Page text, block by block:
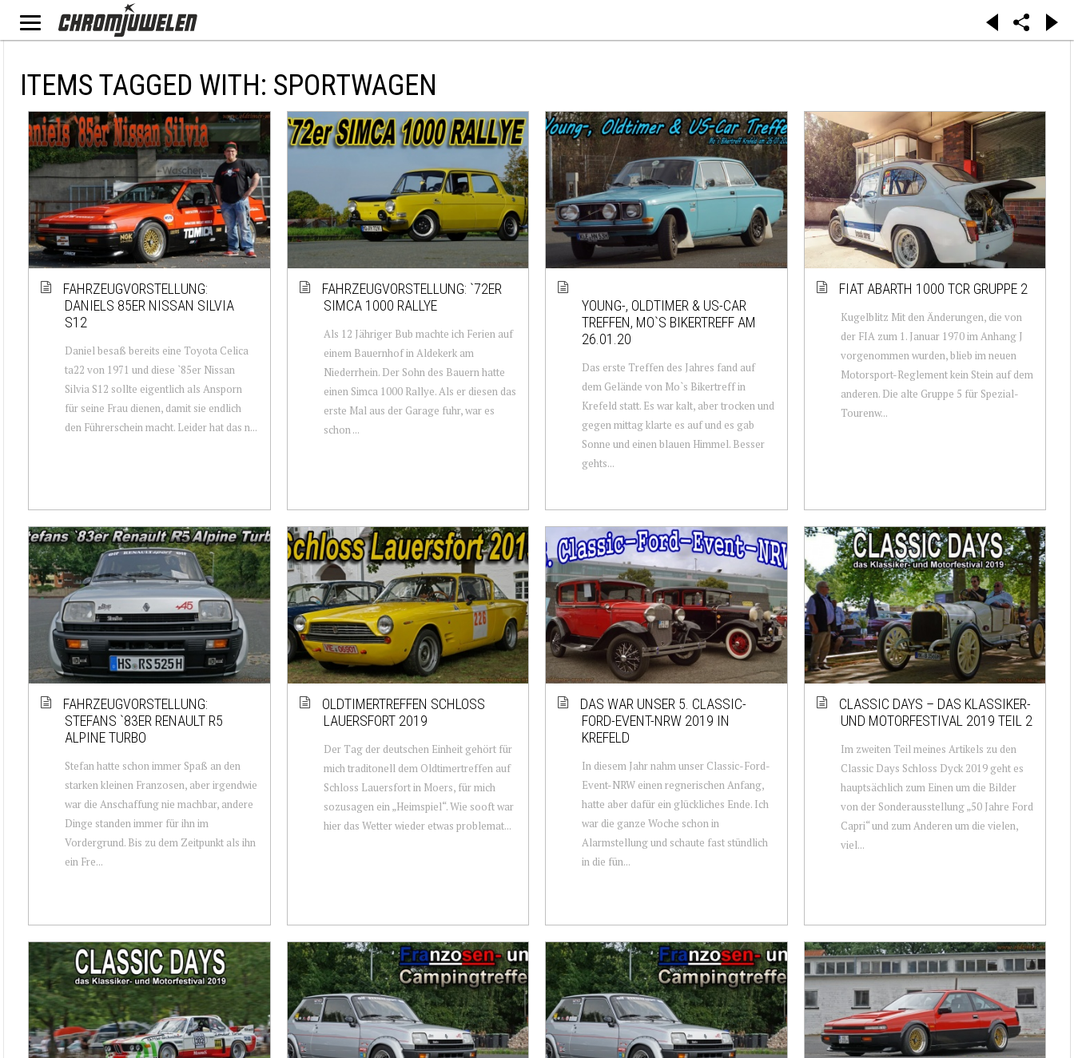
ITEMS TAGGED WITH: SPORTWAGEN
FAHRZEUGVORSTELLUNG:
DANIELS 85ER NISSAN SILVIA
S12
Daniel besaß bereits eine Toyota Celica
ta22 von 1971 und diese `85er Nissan
Silvia S12 sollte eigentlich als Ansporn
für seine Frau dienen, damit sie endlich
den Führerschein macht. Leider hat das n...
FAHRZEUGVORSTELLUNG: `72ER
SIMCA 1000 RALLYE
Als 12 Jähriger Bub machte ich Ferien auf
einem Bauernhof in Aldekerk am
Niederrhein. Der Sohn des Bauern hatte
einen Simca 1000 Rallye. Als er diesen das
erste Mal aus der Garage fuhr, war es
schon ...
YOUNG-, OLDTIMER & US-CAR
TREFFEN, MO`S BIKERTREFF AM
26.01.20
Das erste Treffen des Jahres fand auf
dem Gelände von Mo`s Bikertreff in
Krefeld statt. Es war kalt, aber trocken und
gegen mittag klarte es auf und es gab
Sonne und einen blauen Himmel. Besser
gehts...
FIAT ABARTH 1000 TCR GRUPPE 2
Kugelblitz Mit den Änderungen, die von
der FIA zum 1. Januar 1970 im Anhang J
vorgenommen wurden, blieb im neuen
Motorsport-Reglement kein Stein auf dem
anderen. Die alte Gruppe 5 für Spezial-
Tourenw...
FAHRZEUGVORSTELLUNG:
STEFANS `83ER RENAULT R5
ALPINE TURBO
Stefan hatte schon immer Spaß an den
starken kleinen Franzosen, aber irgendwie
war die Anschaffung nie machbar, andere
Dinge standen immer für ihn im
Vordergrund. Bis zu dem Zeitpunkt als ihn
ein Fre...
OLDTIMERTREFFEN SCHLOSS
LAUERSFORT 2019
Der Tag der deutschen Einheit gehört für
mich traditonell dem Oldtimertreffen auf
Schloss Lauersfort in Moers, für mich
sozusagen ein „Heimspiel“. Wie sooft war
hier das Wetter wieder etwas problemat...
DAS WAR UNSER 5. CLASSIC-
FORD-EVENT-NRW 2019 IN
KREFELD
In diesem Jahr nahm unser Classic-Ford-
Event-NRW einen regnerischen Anfang,
hatte aber dafür ein glückliches Ende. Ich
war die ganze Woche schon in
Alarmstellung und schaute fast stündlich
in die fün...
CLASSIC DAYS – DAS KLASSIKER-
UND MOTORFESTIVAL 2019 TEIL 2
Im zweiten Teil meines Artikels zu den
Classic Days Schloss Dyck 2019 geht es
hauptsächlich zum Einen um die Bilder
von der Sonderausstellung „50 Jahre Ford
Capri“ und zum Anderen um die vielen,
viel...